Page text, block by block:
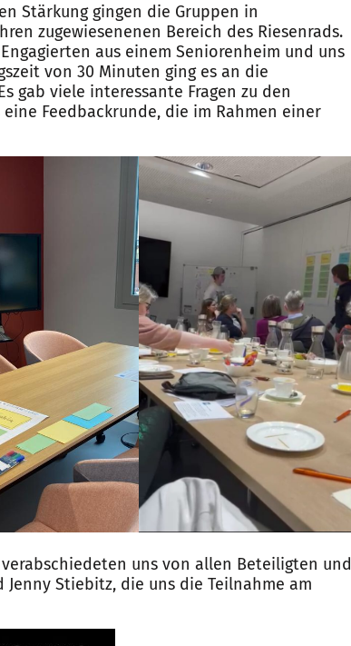
Stärkung gingen die Gruppen in
zugewiesenenen Bereich des Riesenrads.
aus einem Seniorenheim und uns
von 30 Minuten ging es an die
gab viele interessante Fragen zu den
Feedbackrunde, die im Rahmen einer
uns von allen Beteiligten und
Stiebitz, die uns die Teilnahme am